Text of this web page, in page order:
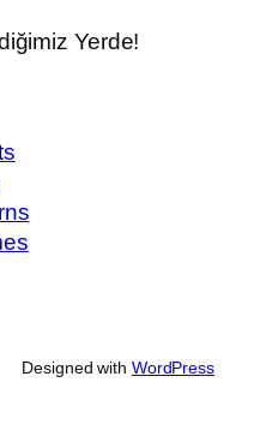
Yerde!
Designed with WordPress